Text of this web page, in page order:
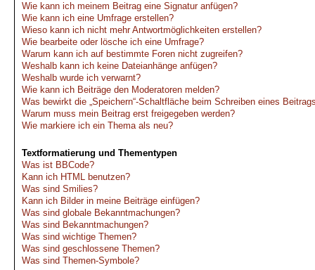
Wie kann ich meinem Beitrag eine Signatur anfügen?
Wie kann ich eine Umfrage erstellen?
Wieso kann ich nicht mehr Antwortmöglichkeiten erstellen?
Wie bearbeite oder lösche ich eine Umfrage?
Warum kann ich auf bestimmte Foren nicht zugreifen?
Weshalb kann ich keine Dateianhänge anfügen?
Weshalb wurde ich verwarnt?
Wie kann ich Beiträge den Moderatoren melden?
Was bewirkt die „Speichern“-Schaltfläche beim Schreiben eines
Warum muss mein Beitrag erst freigegeben werden?
Wie markiere ich ein Thema als neu?
Textformatierung und Thementypen
Was ist BBCode?
Kann ich HTML benutzen?
Was sind Smilies?
Kann ich Bilder in meine Beiträge einfügen?
Was sind globale Bekanntmachungen?
Was sind Bekanntmachungen?
Was sind wichtige Themen?
Was sind geschlossene Themen?
Was sind Themen-Symbole?